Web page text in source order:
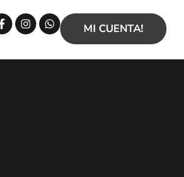
MI CUENTA!
Facebook-
f
Instagram
Whatsapp